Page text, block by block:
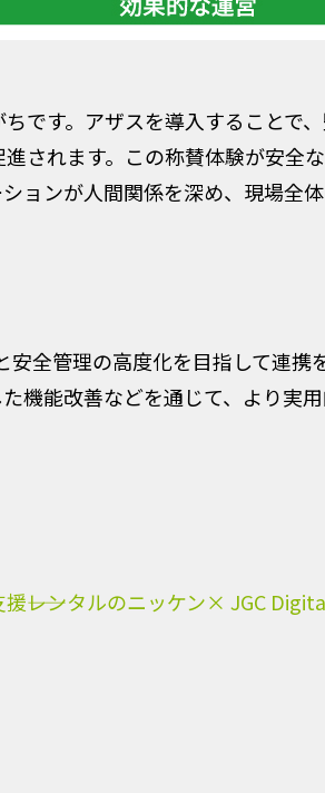
です。アザスを導入することで
されます。この称賛体験が安全
ョンが人間関係を深め、現場全
全管理の高度化を目指して連携
機能改善などを通じて、より実
――レンタルのニッケン× JGC